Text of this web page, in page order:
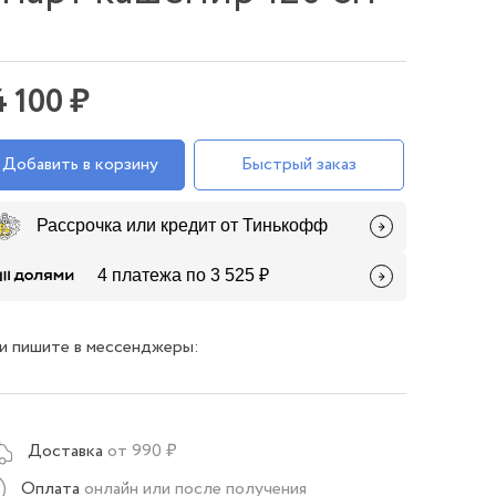
100 ₽
Добавить в корзину Быстрый заказ
Рассрочка или кредит от Тинькофф
4 платежа по 3 525 ₽
пишите в мессенджеры:
Доставка от 990 ₽
Оплата онлайн или после получения